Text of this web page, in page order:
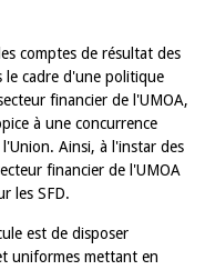
comptes de résultat des
le cadre d'une politique
financier de l'UMOA,
à une concurrence
Ainsi, à l'instar des
financier de l'UMOA
les SFD.
est de disposer
uniformes mettant en